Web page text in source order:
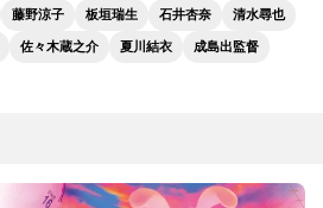
藤野涼子 板垣瑞生 石井杏奈 清水尋也
佐々木蔵之介 夏川結衣 成島出監督